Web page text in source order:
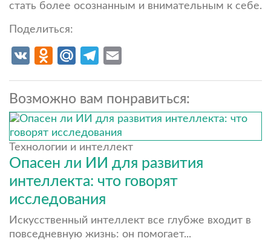
стать более осознанным и внимательным к себе.
Поделиться:
VK Odnoklassniki
Mail.RuTelegram
Возможно вам понравиться:
Технологии и интеллект
Опасен ли ИИ для развития
интеллекта: что говорят
исследования
Искусственный интеллект все глубже входит в
повседневную жизнь: он помогает...